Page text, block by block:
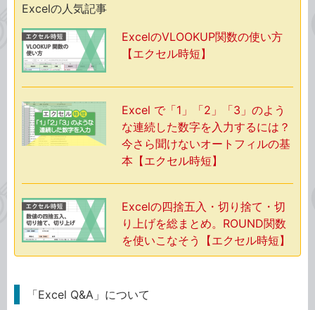
Excelの人気記事
ExcelのVLOOKUP関数の使い方
【エクセル時短】
Excel で「1」「2」「3」のよう
な連続した数字を入力するには？
今さら聞けないオートフィルの基
本【エクセル時短】
Excelの四捨五入・切り捨て・切
り上げを総まとめ。ROUND関数
を使いこなそう【エクセル時短】
「Excel Q&A」について